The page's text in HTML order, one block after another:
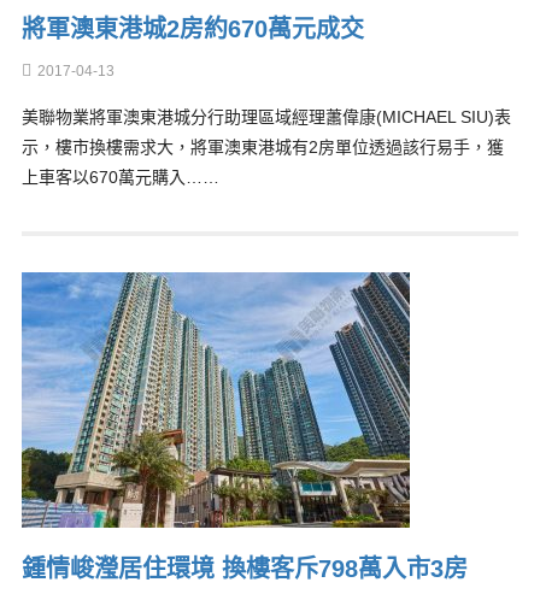
將軍澳東港城2房約670萬元成交
2017-04-13
美聯物業將軍澳東港城分行助理區域經理蕭偉康(MICHAEL SIU)表
示，樓市換樓需求大，將軍澳東港城有2房單位透過該行易手，獲
上車客以670萬元購入……
鍾情峻瀅居住環境 換樓客斥798萬入市3房